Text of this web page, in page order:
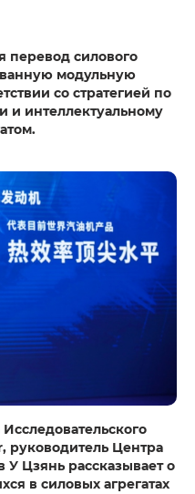
силового
модульную
со стратегией по
и интеллектуальному
руководитель Центра
У Цзянь рассказывает о
в силовых агрегатах